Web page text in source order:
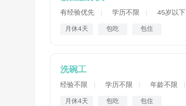
有经验优先 学历不限 45岁以下
月休4天 包吃 包住
洗碗工
经验不限 学历不限 年龄不限
月休4天 包吃 包住